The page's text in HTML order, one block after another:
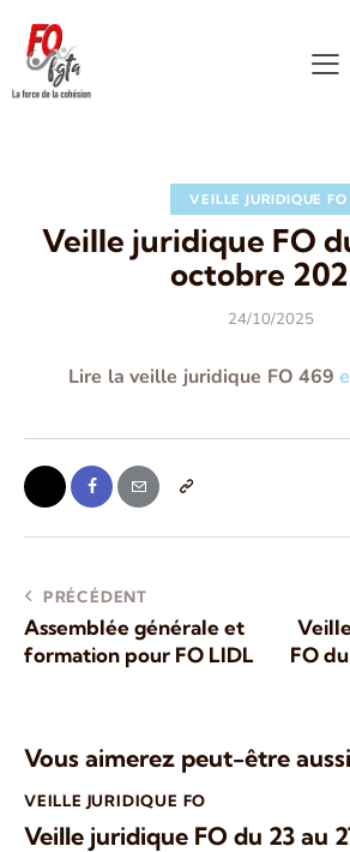
VEILLE JURIDIQUE FO
Veille juridique FO
octobre
24/10/2025
Lire la veille juridique FO 469
PRÉCÉDENT
Assemblée générale et
formation pour FO LIDL
FO
Vous aimerez peut-être aussi
VEILLE JURIDIQUE FO
Veille juridique FO du 23 au